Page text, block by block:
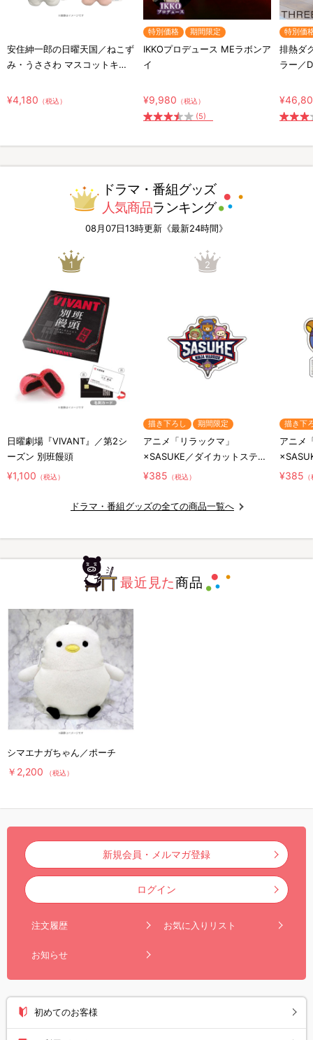
安住紳一郎の日曜天国／ねこず
み・うささわ マスコットキー
¥4,180 （税込）
特別価格 期間限定
IKKOプロデュース MEラボンア
イ
¥9,980 （税込）
(5)
特別価
排熱ダ
ラー／
ドラマ・番組グッズ
人気商品ランキング
08月07日13時更新《最新24時間》
1
日曜劇場『VIVANT』／第2シ
ーズン 別班饅頭
¥1,100 （税込）
2
描き下ろし 期間限定
アニメ「リラックマ」
×SASUKE／ダイカットステッ
カー／コラボロゴ
¥385 （税込）
描き下
アニメ
カー／
¥385
ドラマ・番組グッズの全ての商品一覧へ
最近見た商品
シマエナガちゃん／ポーチ
￥2,200 （税込）
新規会員・メルマガ登録
ログイン
注文履歴 お気に入りリスト
お知らせ
初めてのお客様